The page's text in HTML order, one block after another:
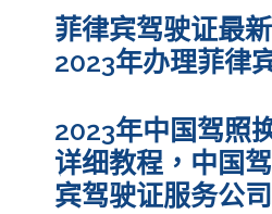
菲律宾驾驶证最
2023年办理菲律
2023年中国驾照
详细教程，中国
宾驾驶证服务公司